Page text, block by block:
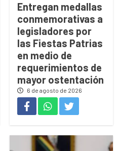
Entregan medallas
conmemorativas a
legisladores por
las Fiestas Patrias
en medio de
requerimientos de
mayor ostentación
6 de agosto de 2026